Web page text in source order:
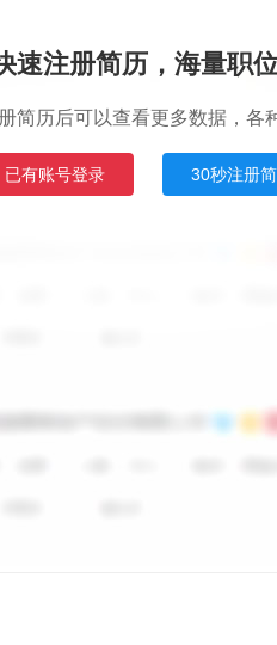
速注册简历，海量职
简历后可以查看更多数据，各
已有账号登录 30秒注册